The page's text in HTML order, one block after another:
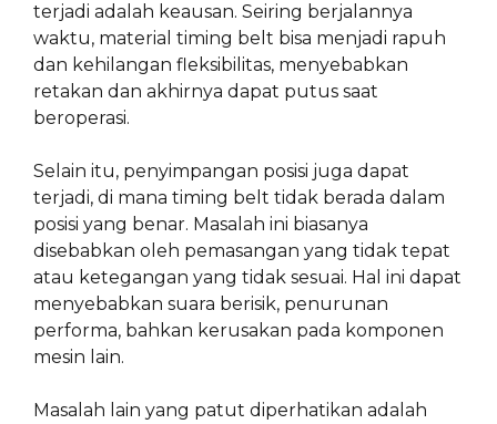
terjadi adalah keausan. Seiring berjalannya
waktu, material timing belt bisa menjadi rapuh
dan kehilangan fleksibilitas, menyebabkan
retakan dan akhirnya dapat putus saat
beroperasi.
Selain itu, penyimpangan posisi juga dapat
terjadi, di mana timing belt tidak berada dalam
posisi yang benar. Masalah ini biasanya
disebabkan oleh pemasangan yang tidak tepat
atau ketegangan yang tidak sesuai. Hal ini dapat
menyebabkan suara berisik, penurunan
performa, bahkan kerusakan pada komponen
mesin lain.
Masalah lain yang patut diperhatikan adalah